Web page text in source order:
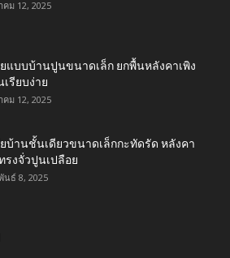
คม 12, 2025
ยแบบบ้านปูนขนาดเล็ก ยกพื้นหลังคาเพิง
เรียบง่าย
คม 12, 2025
ยบ้านชั้นเดียวขนาดเล็กกะทัดรัด หลังคา
รงจั่วปูนเปลือย
นธ์ 8, 2025